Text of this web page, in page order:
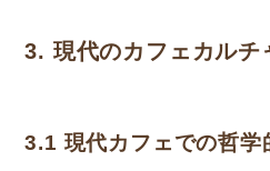
3. 現代のカフェカルチ
3.1 現代カフェでの哲学